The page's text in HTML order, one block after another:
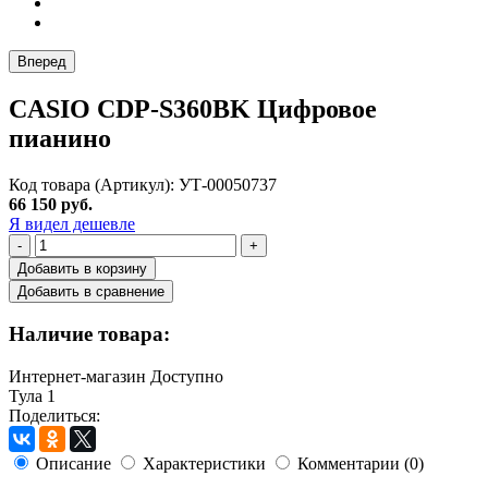
Вперед
CASIO CDP-S360BK Цифровое
пианино
Код товара (Артикул): УТ-00050737
66 150 руб.
Я видел дешевле
-
+
Добавить в корзину
Добавить в сравнение
Наличие товара:
Интернет-магазин Доступно
Тула 1
Поделиться:
Описание Характеристики Комментарии (0)